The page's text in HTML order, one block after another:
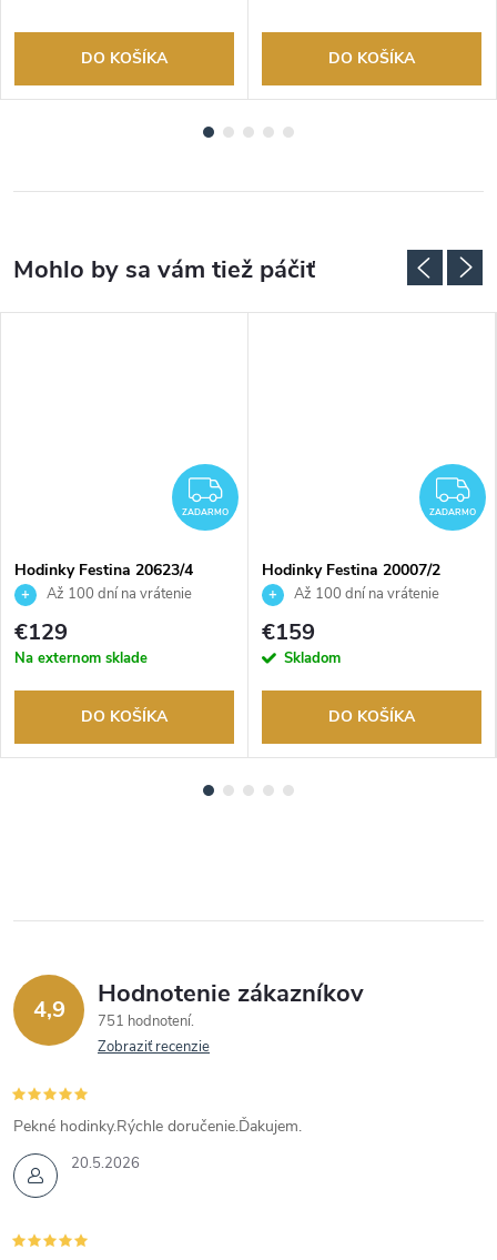
DO KOŠÍKA DO KOŠÍKA
ZADARMO
ZADARMO
Hodinky Festina 20623/4
Až 100 dní na vrátenie
tovaru. Autorizovaný predajca.
€129
Na externom sklade
DO KOŠÍKA
ZADARMO
Hodinky Festina 20007/2
Až 100 dní na vrátenie
tovaru. Autorizovaný predajca.
€159
Skladom
DO KOŠÍKA
4,9 Hodnotenie zákazníkov
751 hodnotení
Zobraziť recenzie
20.5.2026
Pekné hodinky.Rýchle doručenie.Ďakujem.